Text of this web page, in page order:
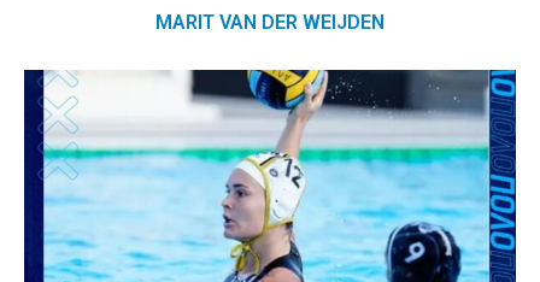
MARIT VAN DER WEIJDEN